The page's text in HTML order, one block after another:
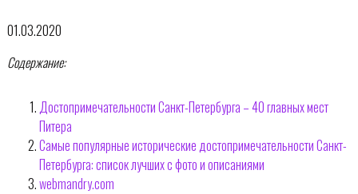
01.03.2020
Содержание:
Достопримечательности Санкт-Петербурга – 40 главных мест
Питера
Самые популярные исторические достопримечательности Санкт-
Петербурга: список лучших с фото и описаниями
webmandry.com